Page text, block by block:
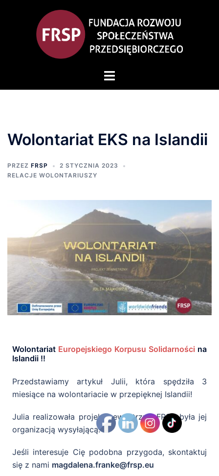
Wolontariat EKS na Islandii
PRZEZ FRSP
2 STYCZNIA 2023
RELACJE WOLONTARIUSZY
Wolontariat Europejskiego Korpusu Solidarności na
Islandii !!
Przedstawiamy artykuł Julii, która spędziła 3
miesiące na wolontariacie w przepięknej Islandii!
Julia realizowała projekt zewnętrzny, FRSP była jej
organizacją wysyłającą.
Jeśli interesuje Cię podobna przygoda, skontaktuj
się z nami magdalena.franke@frsp.eu